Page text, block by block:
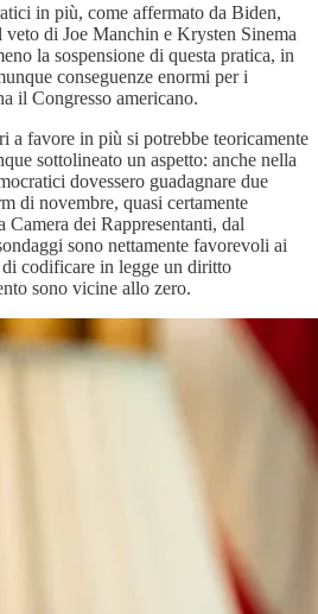
in più, come affermato da Biden,
veto di Joe Manchin e Krysten Sinema
la sospensione di questa pratica, in
conseguenze enormi per i
il Congresso americano.
a favore in più si potrebbe teoricamente
sottolineato un aspetto: anche nella
dovessero guadagnare due
di novembre, quasi certamente
dei Rappresentanti, dal
sono nettamente favorevoli ai
codificare in legge un diritto
sono vicine allo zero.